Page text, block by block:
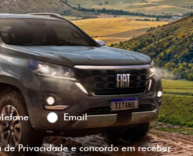
Email
de Privacidadee concordo em receber